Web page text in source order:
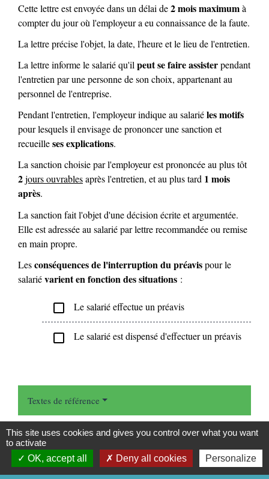
Cette lettre est envoyée dans un délai de2 mois maximumà
compter du jour où l'employeur a eu connaissance de la faute.
La lettre précise l'objet, la date, l'heure et le lieu de l'entretien.
La lettre informe le salarié qu'il peut se faire assisterpendant
l'entretien par une personne de son choix, appartenant au
personnel de l'entreprise.
Pendant l'entretien, l'employeur indique au salariéles motifs
pour lesquels il envisage de prononcer une sanction et
recueilleses explications.
La sanction choisie par l'employeur est prononcée au plus tôt
2jours ouvrablesaprès l'entretien, et au plus tard 1 mois
après.
La sanction fait l'objet d'une décision écrite et argumentée.
Elle est adressée au salarié par lettre recommandée ou remise
en main propre.
Lesconséquences de l'interruption du préavispour le
salariévarient en fonction des situations :
check_box_outline_blank Le salarié effectue un préavis
check_box_outline_blank Le salarié est dispensé d'effectuer un préavis
Textes de référence
Signaler une erreur sur cette page
This site uses cookies and gives you control over what you want
to activate
OK, accept all
Deny all cookies Personalize